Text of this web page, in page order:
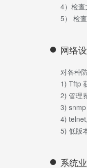
4）检
5） 检
网络
对各种
1) Tftp
2) 管理
3)
4)
5) 低版
系统